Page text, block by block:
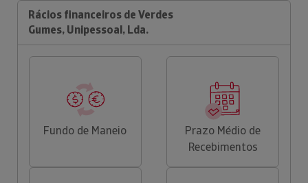
Rácios financeiros de Verdes
Gumes, Unipessoal, Lda.
Fundo de Maneio
Prazo Médio de
Recebimentos